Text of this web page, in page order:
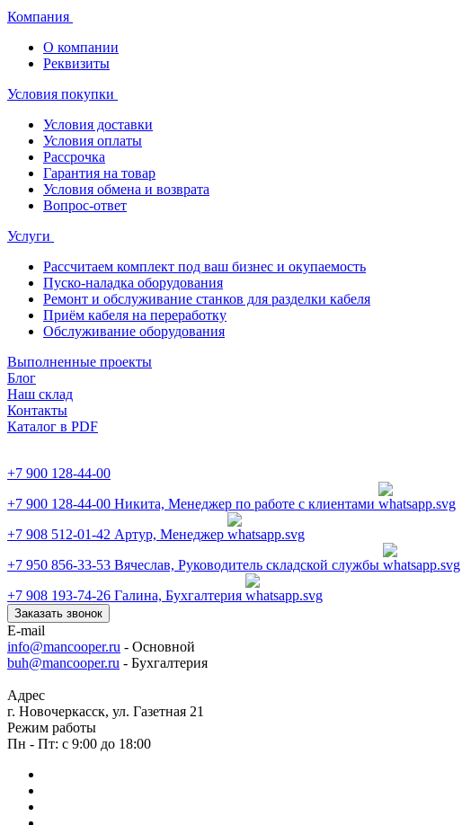
Компания
О компании
Реквизиты
Условия покупки
Условия доставки
Условия оплаты
Рассрочка
Гарантия на товар
Условия обмена и возврата
Вопрос-ответ
Услуги
Рассчитаем комплект под ваш бизнес и окупаемость
Пуско-наладка оборудования
Ремонт и обслуживание станков для разделки кабеля
Приём кабеля на переработку
Обслуживание оборудования
Выполненные проекты
Блог
Наш склад
Контакты
Каталог в PDF
+7 900 128-44-00
+7 900 128-44-00 Никита, Менеджер по работе с клиентами
+7 908 512-01-42 Артур, Менеджер
+7 950 856-33-53 Вячеслав, Руководитель складской службы
+7 908 193-74-26 Галина, Бухгалтерия
Заказать звонок
E-mail
info@mancooper.ru - Основной
buh@mancooper.ru - Бухгалтерия
Адрес
г. Новочеркасск, ул. Газетная 21
Режим работы
Пн - Пт: с 9:00 до 18:00